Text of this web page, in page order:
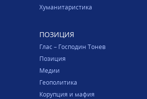
Хуманитаристика
ПОЗИЦИЯ
Глас – Господин Тонев
Позиция
Медии
Геополитика
Корупция и мафия